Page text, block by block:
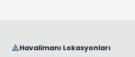
Havalimanı Lokasyonları